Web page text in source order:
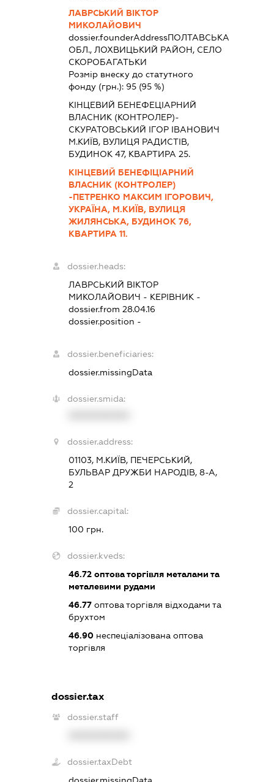
ЛАВРСЬКИЙ ВІКТОР
МИКОЛАЙОВИЧ
dossier.founderAddressПОЛТАВСЬКА
ОБЛ., ЛОХВИЦЬКИЙ РАЙОН, СЕЛО
СКОРОБАГАТЬКИ
Розмір внеску до статутного
фонду (грн.): 95(95 %)
КІНЦЕВИЙ БЕНЕФЕЦІАРНИЙ
ВЛАСНИК (КОНТРОЛЕР)-
СКУРАТОВСЬКИЙ ІГОР ІВАНОВИЧ
М.КИЇВ, ВУЛИЦЯ РАДИСТІВ,
БУДИНОК 47, КВАРТИРА 25.
КІНЦЕВИЙ БЕНЕФІЦІАРНИЙ
ВЛАСНИК (КОНТРОЛЕР)
-ПЕТРЕНКО МАКСИМ ІГОРОВИЧ,
УКРАЇНА, М.КИЇВ, ВУЛИЦЯ
ЖИЛЯНСЬКА, БУДИНОК 76,
КВАРТИРА 11.
dossier.heads:
ЛАВРСЬКИЙ ВІКТОР
МИКОЛАЙОВИЧ - КЕРІВНИК -
dossier.from 28.04.16
dossier.position -
dossier.beneficiaries:
dossier.missingData
dossier.smida:
dossier.address:
01103, М.КИЇВ, ПЕЧЕРСЬКИЙ,
БУЛЬВАР ДРУЖБИ НАРОДІВ, 8-А,
2
dossier.capital:
100 грн.
dossier.kveds:
46.72оптова торгівля металами та
металевими рудами
46.77оптова торгівля відходами та
брухтом
46.90неспеціалізована оптова
торгівля
dossier.tax
dossier.staff
dossier.taxDebt